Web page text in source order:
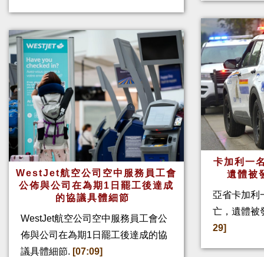
WestJet航空公司空中服務員工會
公佈與公司在為期1日罷工後達成
的協議具體細節
WestJet航空公司空中服務員工會公
佈與公司在為期1日罷工後達成的協
議具體細節. [07:09]
卡加利一
遺體被
亞省卡加利
亡，遺體被
29]